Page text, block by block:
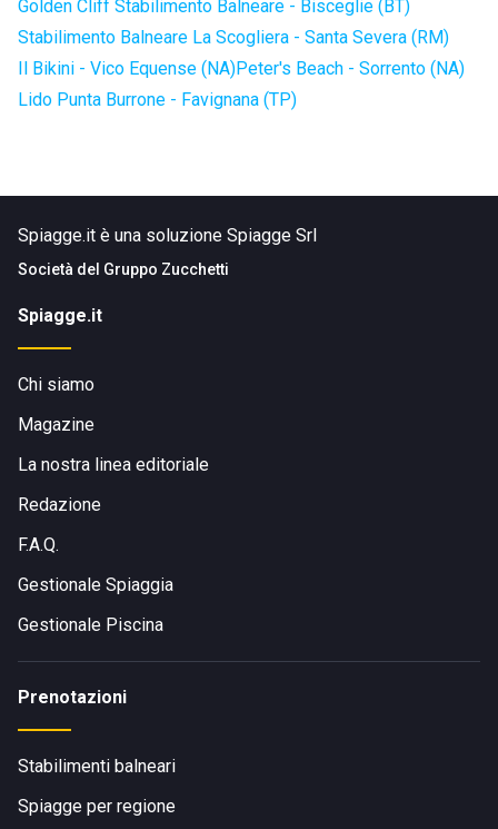
Golden Cliff Stabilimento Balneare - Bisceglie (BT)
Stabilimento Balneare La Scogliera - Santa Severa (RM)
Il Bikini - Vico Equense (NA)Peter's Beach - Sorrento (NA)
Lido Punta Burrone - Favignana (TP)
Spiagge.it è una soluzione Spiagge Srl
Società del Gruppo Zucchetti
Spiagge.it
Chi siamo
Magazine
La nostra linea editoriale
Redazione
F.A.Q.
Gestionale Spiaggia
Gestionale Piscina
Prenotazioni
Stabilimenti balneari
Spiagge per regione